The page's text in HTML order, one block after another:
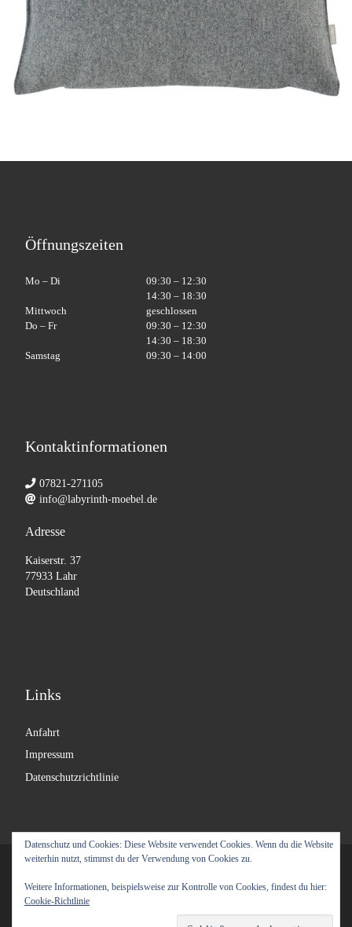
Öffnungszeiten
Mo – Di
09:30 – 12:30
14:30 – 18:30
Mittwoch
geschlossen
Do – Fr
09:30 – 12:30
14:30 – 18:30
Samstag
09:30 – 14:00
Kontaktinformationen
07821-271105
info@labyrinth-moebel.de
Adresse
Kaiserstr. 37
77933 Lahr
Deutschland
Links
Anfahrt
Impressum
Datenschutzrichtlinie
Präsentiert vonWP– Entworfen mit demCustomizr-Theme
Datenschutz und Cookies: Diese Website verwendet Cookies. Wenn du die Website
weiterhin nutzt, stimmst du der Verwendung von Cookies zu.
Weitere Informationen, beispielsweise zur Kontrolle von Cookies, findest du hier:
Cookie-Richtlinie